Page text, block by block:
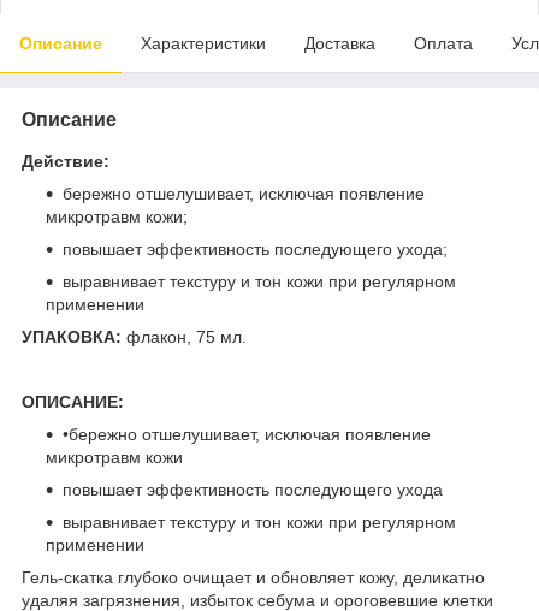
Описание Характеристики Доставка Оплата
Описание
Действие:
бережно отшелушивает, исключая появление
микротравм кожи;
повышает эффективность последующего ухода;
выравнивает текстуру и тон кожи при регулярном
применении
УПАКОВКА: флакон, 75 мл.
ОПИСАНИЕ:
•бережно отшелушивает, исключая появление
микротравм кожи
повышает эффективность последующего ухода
выравнивает текстуру и тон кожи при регулярном
применении
Гель-скатка глубоко очищает и обновляет кожу, деликатно
удаляя загрязнения, избыток себума и ороговевшие клетки